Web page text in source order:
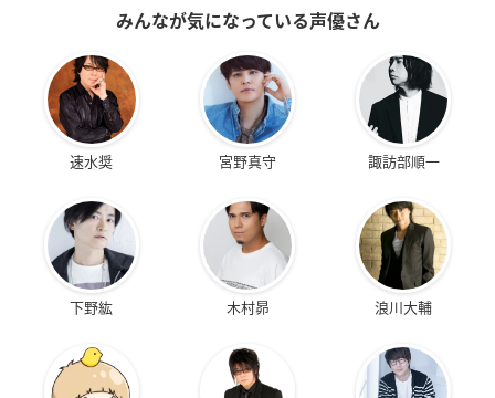
みんなが気になっている声優さん
速水奨 宮野真守 諏訪部順一
下野紘 木村昴 浪川大輔